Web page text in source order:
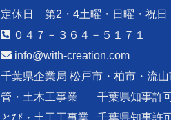
定休日 第2・4土曜・日曜・祝日
０４７－３６４－５１７１
info@with-creation.com
千葉県企業局 松戸市・柏市・流
管・土木工事業
千葉県知事許
とび・土工工事業
千葉県知事許